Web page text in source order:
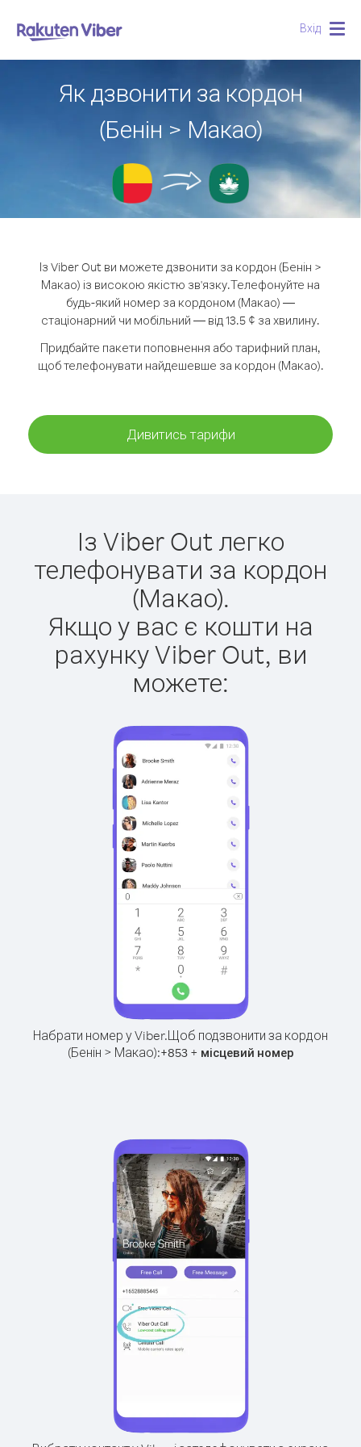
Вхід
Як дзвонити за кордон
(Бенін > Макао)
Із Viber Out ви можете дзвонити за кордон (Бенін >
Макао) із високою якістю зв'язку.Телефонуйте на
будь-який номер за кордоном (Макао) —
стаціонарний чи мобільний — від 13.5 ¢ за хвилину.
Придбайте пакети поповнення або тарифний план,
щоб телефонувати найдешевше за кордон (Макао).
Дивитись тарифи
Із Viber Out легко
телефонувати за кордон
(Макао).
Якщо у вас є кошти на
рахунку Viber Out, ви
можете:
Набрати номер у Viber.Щоб подзвонити за кордон
(Бенін > Макао):+853+ місцевий номер